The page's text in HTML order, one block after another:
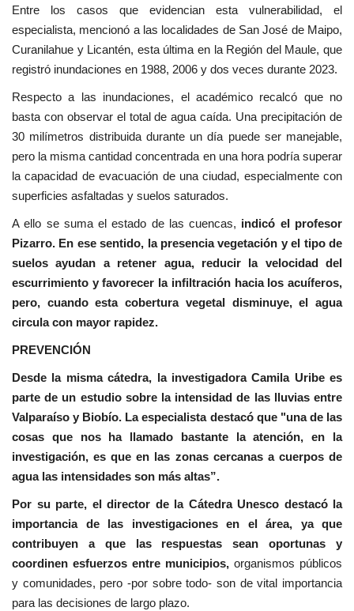
Entre los casos que evidencian esta vulnerabilidad, el
especialista, mencionó a las localidades de San José de Maipo,
Curanilahue y Licantén, esta última en la Región del Maule, que
registró inundaciones en 1988, 2006 y dos veces durante 2023.
Respecto a las inundaciones, el académico recalcó que no
basta con observar el total de agua caída. Una precipitación de
30 milímetros distribuida durante un día puede ser manejable,
pero la misma cantidad concentrada en una hora podría superar
la capacidad de evacuación de una ciudad, especialmente con
superficies asfaltadas y suelos saturados.
A ello se suma el estado de las cuencas, indicó el profesor
Pizarro. En ese sentido, la presencia vegetación y el tipo de
suelos ayudan a retener agua, reducir la velocidad del
escurrimiento y favorecer la infiltración hacia los acuíferos,
pero, cuando esta cobertura vegetal disminuye, el agua
circula con mayor rapidez.
PREVENCIÓN
Desde la misma cátedra, la investigadora Camila Uribe es
parte de un estudio sobre la intensidad de las lluvias entre
Valparaíso y Biobío. La especialista destacó que "una de las
cosas que nos ha llamado bastante la atención, en la
investigación, es que en las zonas cercanas a cuerpos de
agua las intensidades son más altas”.
Por su parte, el director de la Cátedra Unesco destacó la
importancia de las investigaciones en el área, ya que
contribuyen a que las respuestas sean oportunas y
coordinen esfuerzos entre municipios, organismos públicos
y comunidades, pero -por sobre todo- son de vital importancia
para las decisiones de largo plazo.